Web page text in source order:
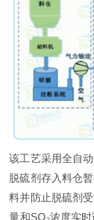
该工艺采用全自
脱硫剂存入料仓
料并防止脱硫剂
量和SO₂浓度实